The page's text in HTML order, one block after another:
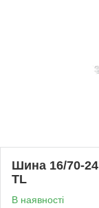
Шина 16/70-
TL
В наявності